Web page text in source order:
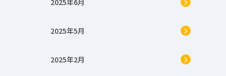
2025年5月
2025年2月